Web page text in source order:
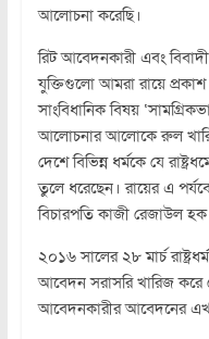
আলোচনা করেছি।
রিট আবেদনকারী এবং
যুক্তিগুলো আমরা রায়ে
সাংবিধানিক বিষয়
আলোচনার আলোকে রুল খারিজ
দেশে বিভিন্ন ধর্মকে যে
তুলে ধরেছেন। রায়ের এ
বিচারপতি কাজী রেজাউল
২০১৬ সালের ২৮ মার্চ
আবেদন সরাসরি খারিজ
আবেদনকারীর আবেদনের